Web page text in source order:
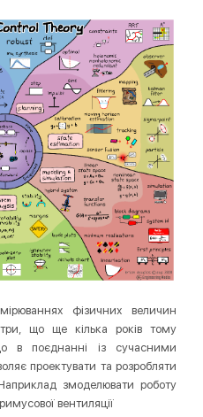
фізичних величин
що ще кілька років тому
в поєднанні із сучасними
проектувати та розробляти
змоделювати роботу
вентиляції